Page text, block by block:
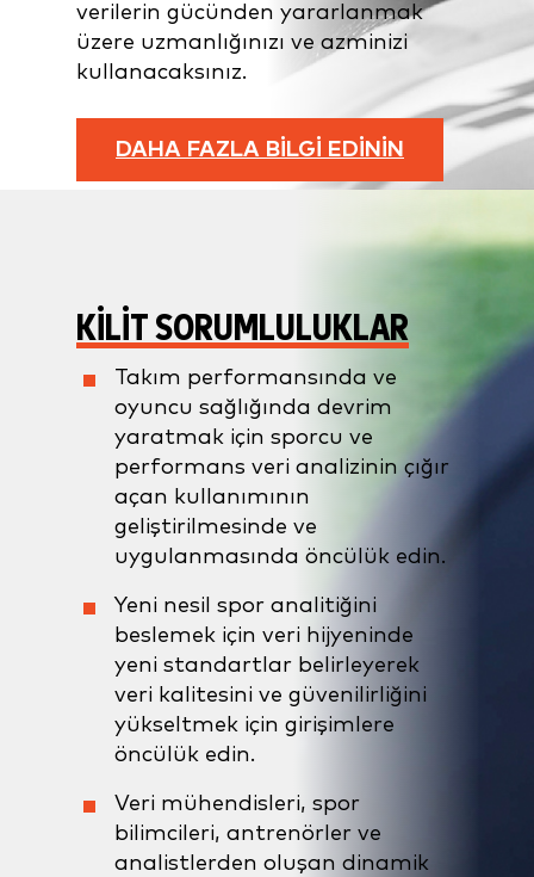
verilerin gücünden yararlanmak
üzere uzmanlığınızı ve azminizi
kullanacaksınız.
DAHA FAZLA BİLGİ EDİNİN
KILIT SORUMLULUKLAR
Takım performansında ve
oyuncu sağlığında devrim
yaratmak için sporcu ve
performans veri analizinin çığır
açan kullanımının
geliştirilmesinde ve
uygulanmasında öncülük edin.
Yeni nesil spor analitiğini
beslemek için veri hijyeninde
yeni standartlar belirleyerek
veri kalitesini ve güvenilirliğini
yükseltmek için girişimlere
öncülük edin.
Veri mühendisleri, spor
bilimcileri, antrenörler ve
analistlerden oluşan dinamik